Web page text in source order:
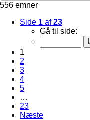
556 emner
Side 1 af23
Gå til side:
1
2
3
4
5
…
23
Næste